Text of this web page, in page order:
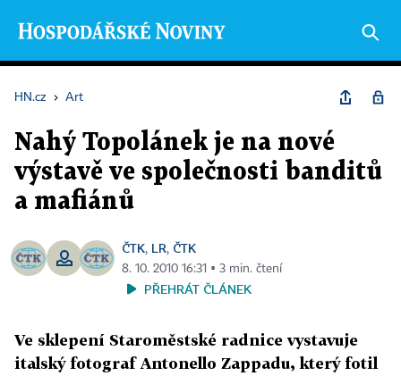
HN.cz › Art
Nahý Topolánek je na nové
výstavě ve společnosti banditů
a mafiánů
ČTK, LR, ČTK
8. 10. 2010 16:31 ▪ 3 min. čtení
PŘEHRÁT ČLÁNEK
Ve sklepení Staroměstské radnice vystavuje
italský fotograf Antonello Zappadu, který fotil